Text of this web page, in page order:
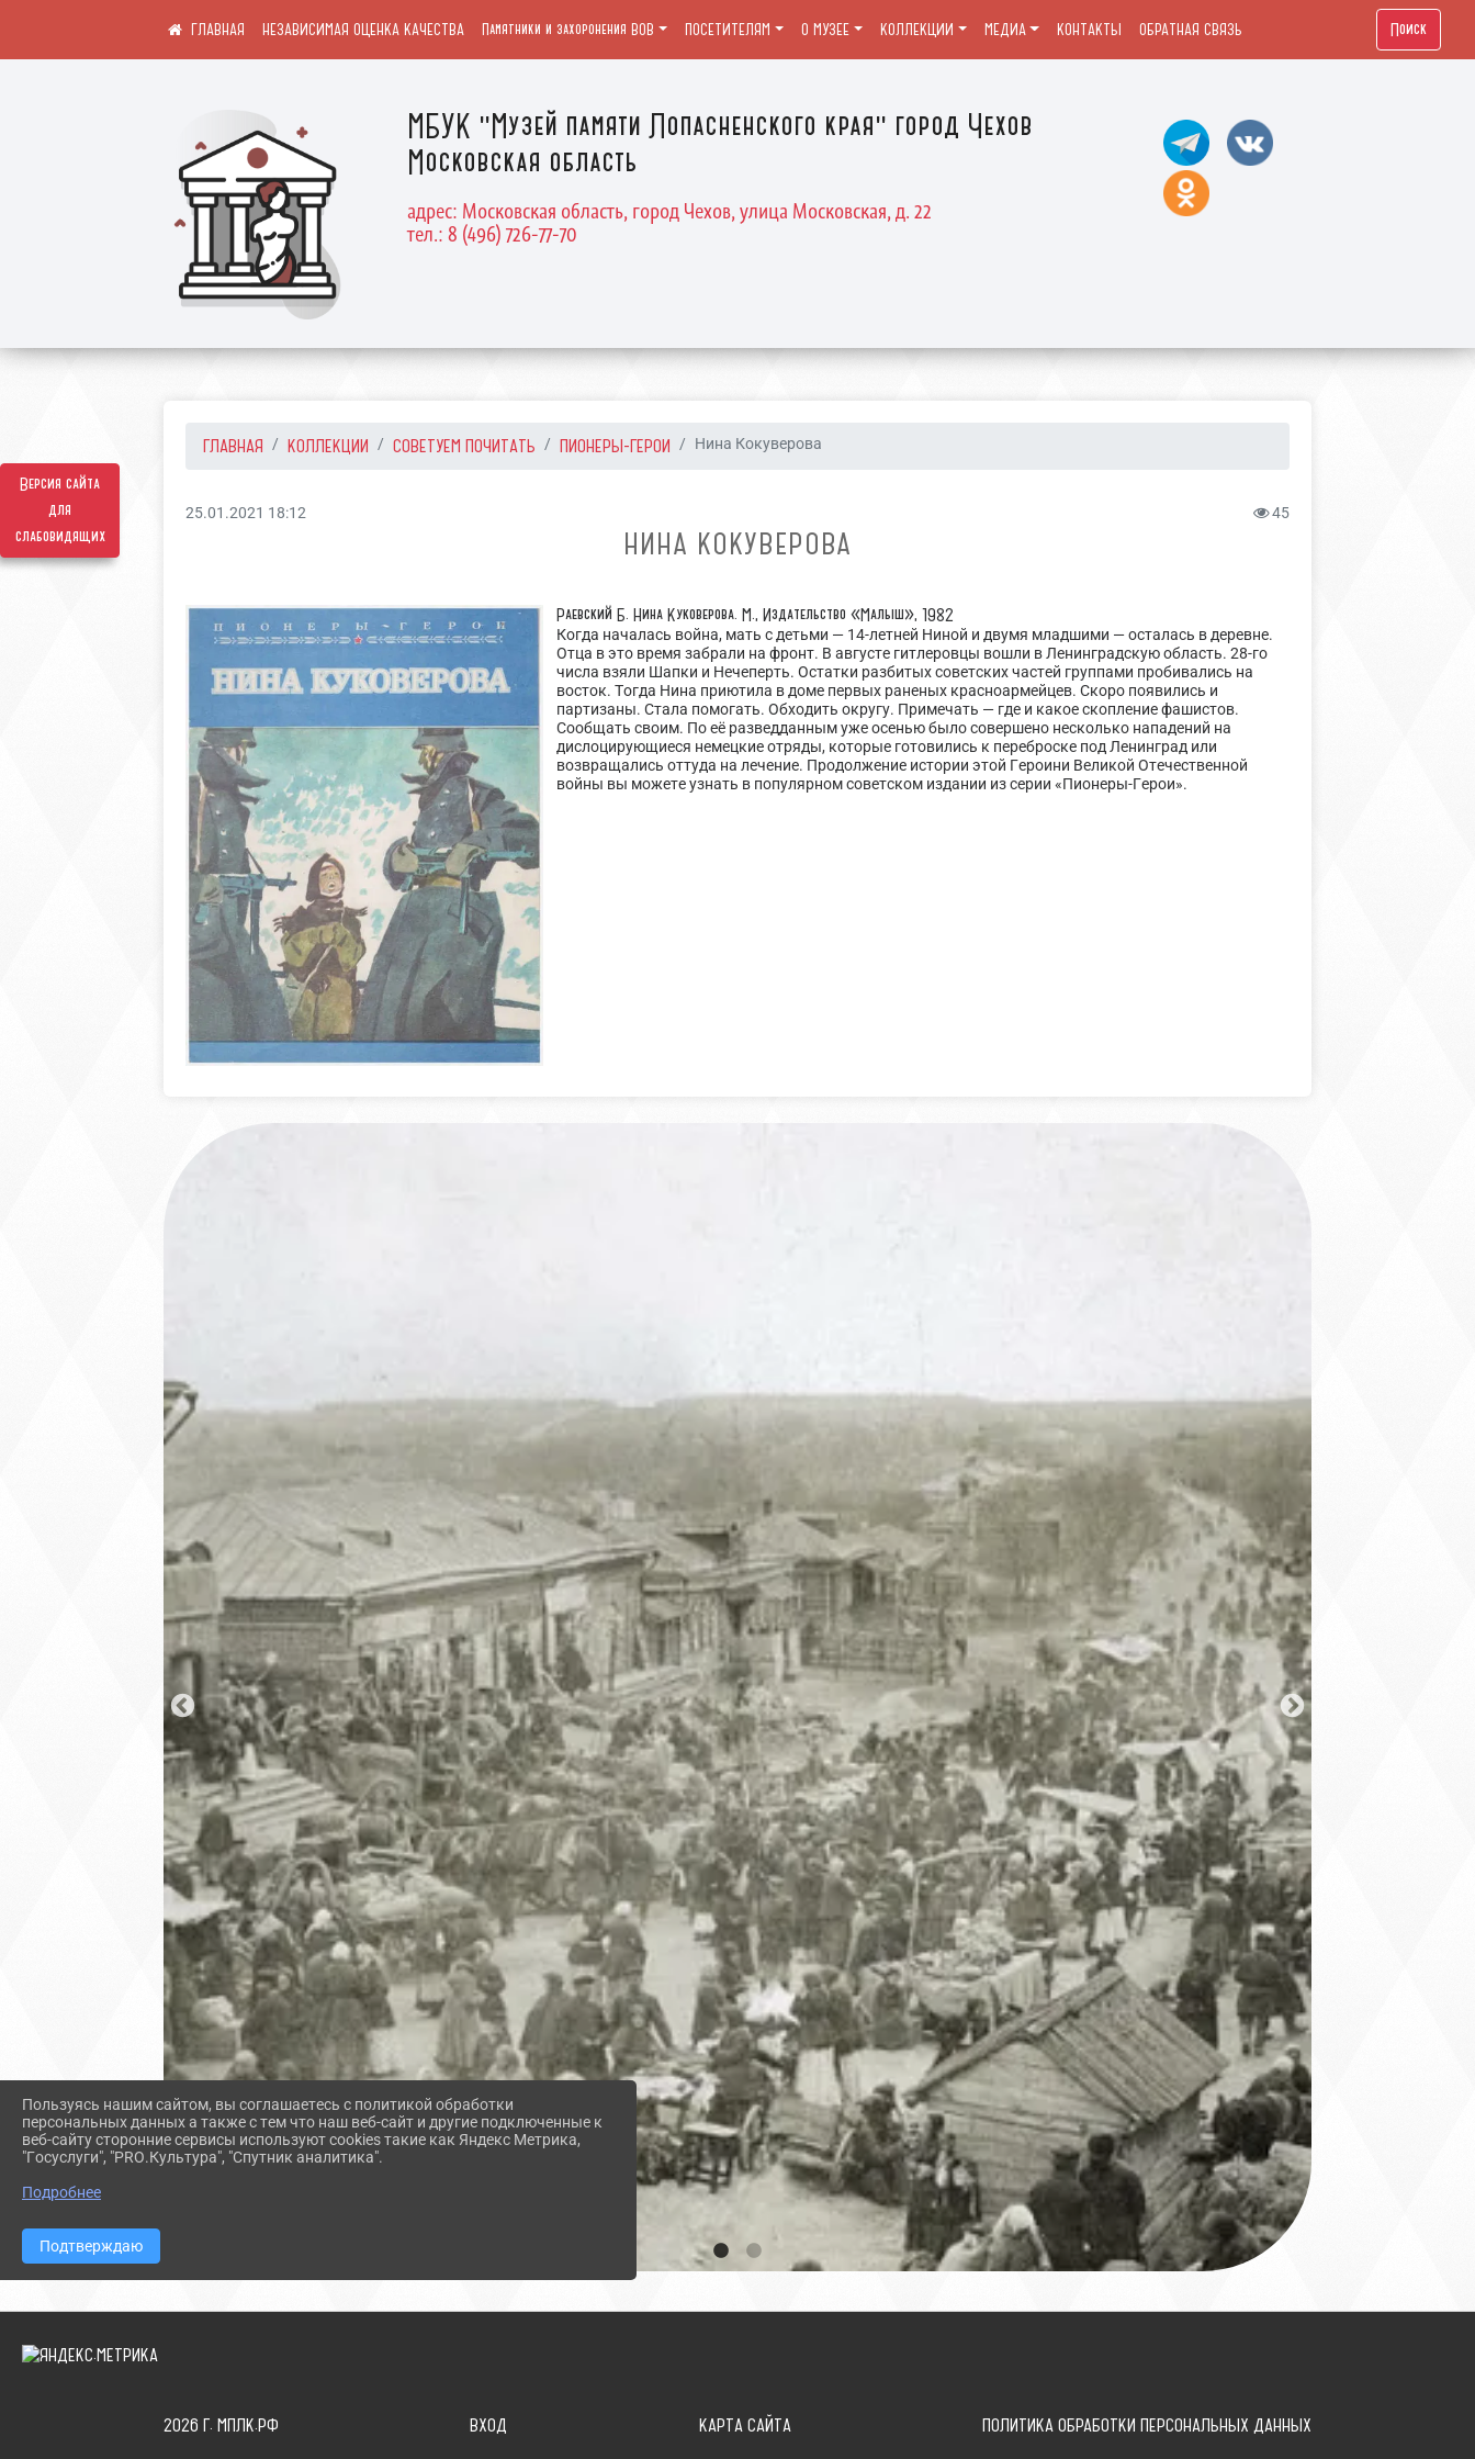
Версия сайта
для
слабовидящих
МБУК "Музей памяти Лопасненского края" город Чехов
Московская область
адрес: Московская область, город Чехов, улица Московская, д. 22
тел.: 8 (496) 726-77-70
НЕЗАВИСИМАЯ ОЦЕНКА КАЧЕСТВА Памятники и захоронения ВОВ ПОСЕТИТЕЛЯМ О МУЗЕЕ КОЛЛЕКЦИИ МЕДИА КОНТАКТЫ ОБРАТНАЯ СВЯЗЬ Поиск
ГЛАВНАЯ КОЛЛЕКЦИИ СОВЕТУЕМ ПОЧИТАТЬ ПИОНЕРЫ-ГЕРОИ Нина Кокуверова
25.01.2021 18:12 45
НИНА КОКУВЕРОВА
Раевский Б. Нина Куковерова. М., Издательство «Малыш», 1982
Когда началась война, мать с детьми — 14-летней Ниной и двумя младшими — осталась в деревне.
Отца в это время забрали на фронт. В августе гитлеровцы вошли в Ленинградскую область. 28-го
числа взяли Шапки и Нечеперть. Остатки разбитых советских частей группами пробивались на
восток. Тогда Нина приютила в доме первых раненых красноармейцев. Скоро появились и
партизаны. Стала помогать. Обходить округу. Примечать — где и какое скопление фашистов.
Сообщать своим. По её разведданным уже осенью было совершено несколько нападений на
дислоцирующиеся немецкие отряды, которые готовились к переброске под Ленинград или
возвращались оттуда на лечение. Продолжение истории этой Героини Великой Отечественной
войны вы можете узнать в популярном советском издании из серии «Пионеры-Герои».
2026 Г. МПЛК.РФ ВХОД КАРТА САЙТА ПОЛИТИКА ОБРАБОТКИ ПЕРСОНАЛЬНЫХ ДАННЫХ
Пользуясь нашим сайтом, вы соглашаетесь с политикой обработки
персональных данных а также с тем что наш веб-сайт и другие подключенные к
веб-сайту сторонние сервисы используют cookies такие как Яндекс Метрика,
"Госуслуги", "PRO.Культура", "Спутник аналитика".
Подробнее
Подтверждаю